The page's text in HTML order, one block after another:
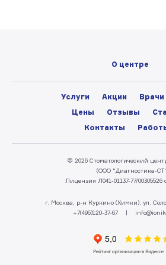
О центре
Услуги Акции Врачи
Цены
Отзывы
Контакты
© 2026 Стоматологический
(ООО "Диагностика-
Лицензия Л041-01137-77/00305526
г. Москва, р-н Куркино (Химки), ул.
+7(495)120-37-67
|